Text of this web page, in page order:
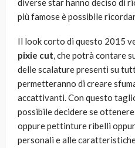
diverse star hanno deciso di
più famose è possibile
Il look corto di questo 2015
pixie cut, che potrà contare
delle scalature presenti su
permetteranno di creare
accattivanti. Con questo
possibile decidere se
oppure pettinture ribelli
personali e alle